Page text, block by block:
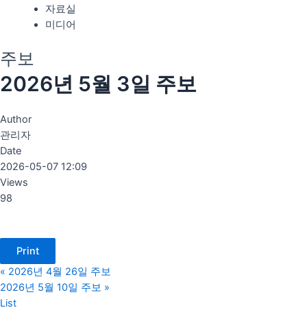
자료실
미디어
주보
2026년 5월 3일 주보
Author
관리자
Date
2026-05-07 12:09
Views
98
Print
« 2026년 4월 26일 주보
2026년 5월 10일 주보 »
List